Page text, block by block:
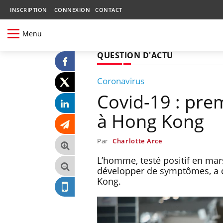
INSCRIPTION CONNEXION CONTACT
Menu
QUESTION D'ACTU
Coronavirus
Covid-19 :
à Hong Kong
Par Charlotte Arce
L’homme, testé positif en
développer de symptômes,
Kong.